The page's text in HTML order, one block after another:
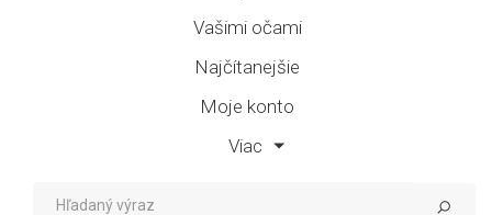
Vašimi očami
Najčítanejšie
Moje konto
Viac